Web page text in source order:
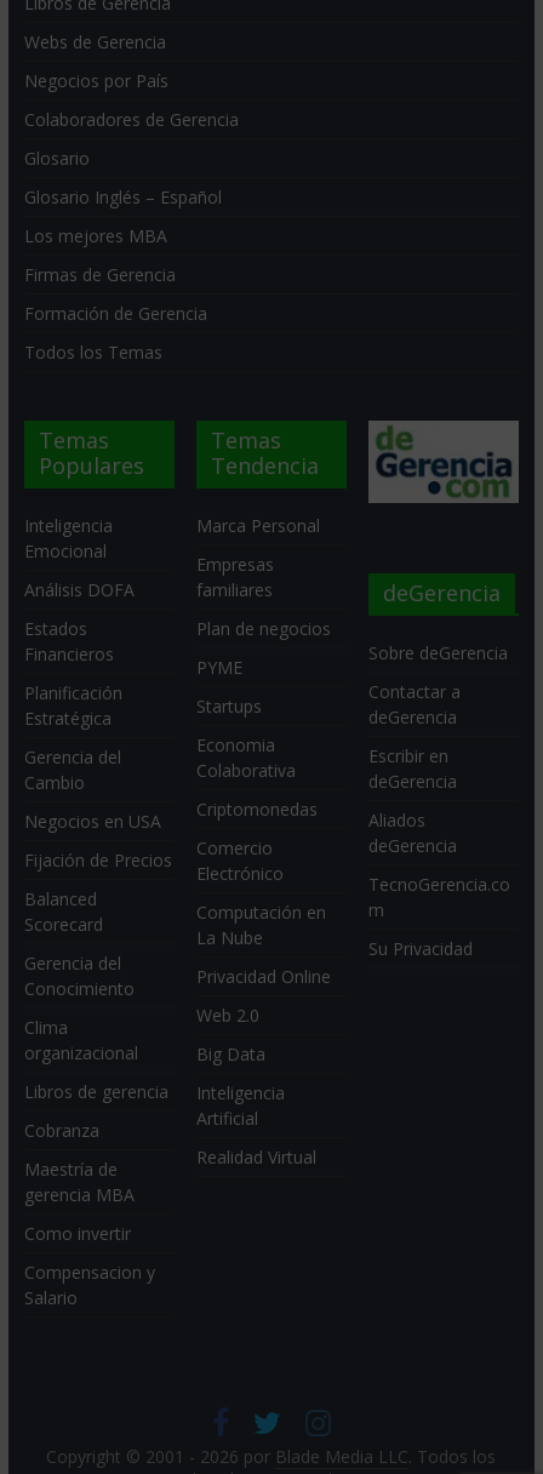
Webs de Gerencia
Negocios por País
Colaboradores de Gerencia
Glosario
Glosario Inglés – Español
Los mejores MBA
Firmas de Gerencia
Formación de Gerencia
Todos los Temas
Temas
Populares
Inteligencia
Emocional
Análisis DOFA
Estados
Financieros
Planificación
Estratégica
Gerencia del
Cambio
Negocios en USA
Fijación de Precios
Balanced
Scorecard
Gerencia del
Conocimiento
Clima
organizacional
Libros de gerencia
Cobranza
Maestría de
gerencia MBA
Como invertir
Compensacion y
Salario
Temas
Tendencia
Marca Personal
Empresas
familiares
Plan de negocios
PYME
Startups
Economia
Colaborativa
Criptomonedas
Comercio
Electrónico
Computación en
La Nube
Privacidad Online
Web 2.0
Big Data
Inteligencia
Artificial
Realidad Virtual
deGerencia
Sobre deGerencia
Contactar a
deGerencia
Escribir en
deGerencia
Aliados
deGerencia
TecnoGerencia.co
m
Su Privacidad
Copyright © 2001 - 2026 por Blade Media LLC. Todos los